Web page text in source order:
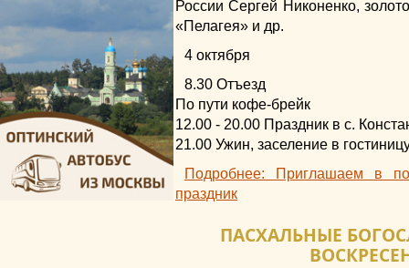
России Сергей Никоненко,
«Пелагея» и др.
4 октября
8.30 Отъезд
По пути кофе-брейк
12.00 - 20.00 Праздник в с.
21.00 Ужин, заселение в
Подробнее: Приглашаем в
праздник
ПАСХАЛЬНЫЕ